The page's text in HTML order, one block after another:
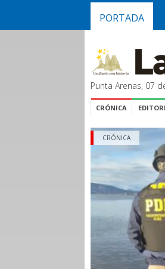
PORTADA
Punta Arenas, 07
CRÓNICA
CRÓNICA